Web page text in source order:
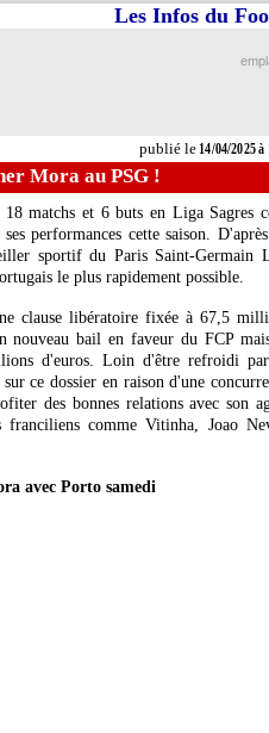
publié le14/04/2025 à
Les Infos du
Mora au PSG !
matchs et 6 buts en Liga Sagres
performances cette saison.
sportif du Paris Saint-Germain
le plus rapidement possible.
clause libératoire fixée à 67,5
nouveau bail en faveur du FCP
d'euros. Loin d'être refroidi
ce dossier en raison d'une
des bonnes relations avec son
franciliens comme Vitinha, Joao
avec Porto samedi